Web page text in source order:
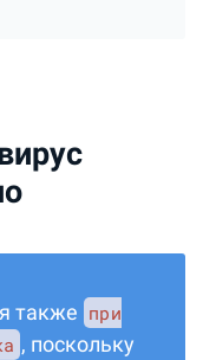
также при
, поскольку